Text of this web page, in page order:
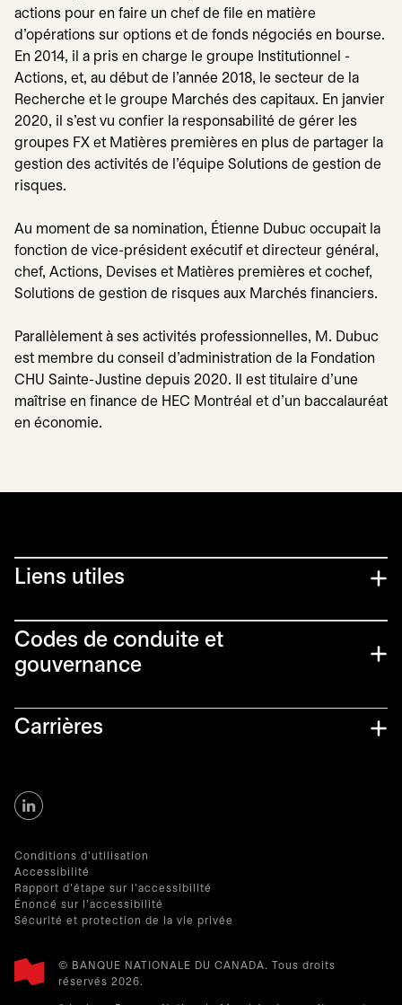
actions pour en faire un chef de file en matière
d’opérations sur options et de fonds négociés en bourse.
En 2014, il a pris en charge le groupe Institutionnel -
Actions, et, au début de l’année 2018, le secteur de la
Recherche et le groupe Marchés des capitaux. En janvier
2020, il s’est vu confier la responsabilité de gérer les
groupes FX et Matières premières en plus de partager la
gestion des activités de l’équipe Solutions de gestion de
risques.
Au moment de sa nomination, Étienne Dubuc occupait la
fonction de vice-président exécutif et directeur général,
chef, Actions, Devises et Matières premières et cochef,
Solutions de gestion de risques aux Marchés financiers.
Parallèlement à ses activités professionnelles, M. Dubuc
est membre du conseil d’administration de la Fondation
CHU Sainte-Justine depuis 2020. Il est titulaire d’une
maîtrise en finance de HEC Montréal et d’un baccalauréat
en économie.
Liens utiles​
Codes de conduite et
gouvernance
Carrières
Conditions d'utilisation
Accessibilité
Rapport d'étape sur l'accessibilité
Énoncé sur l'accessibilité
Sécurité et protection de la vie privée
© BANQUE NATIONALE DU CANADA. Tous droits
réservés 2026.​